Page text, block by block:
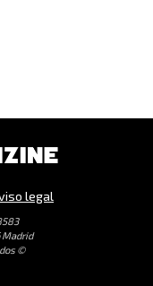
legal
Madrid
©